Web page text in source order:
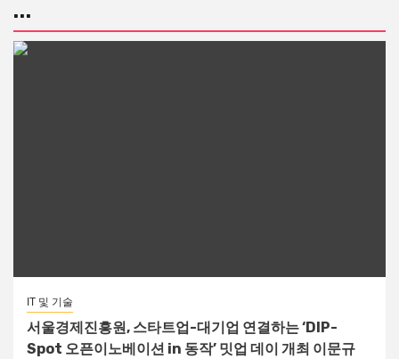
...
IT 및 기술
서울경제진흥원, 스타트업-대기업 연결하는 ‘DIP-
Spot 오픈이노베이션 in 동작’ 밋업 데이 개최 이문규